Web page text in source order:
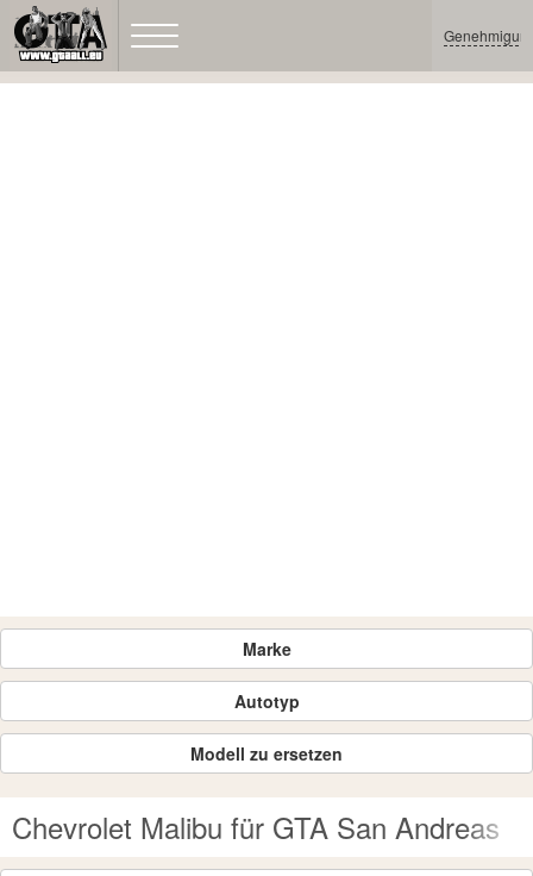
Marke
Autotyp
Modell zu ersetzen
Chevrolet Malibu für GTA San Andreas